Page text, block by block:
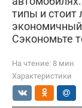
типы и стоит
экономичный
Сэкономьте
На чтение: 8 мин
Характеристики